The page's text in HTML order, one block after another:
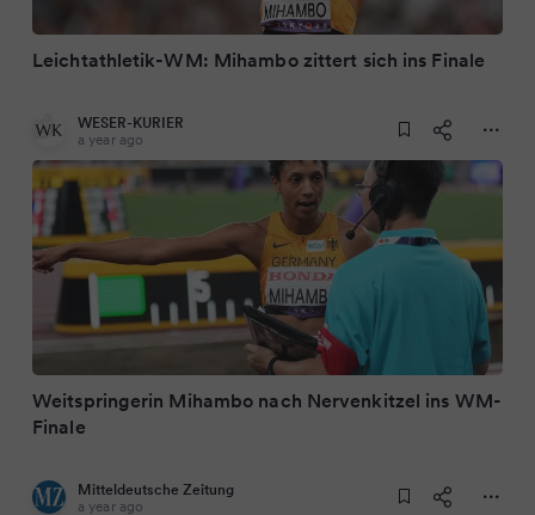
Leichtathletik-WM: Mihambo zittert sich ins Finale
WESER-KURIER
a year ago
Weitspringerin Mihambo nach Nervenkitzel ins WM-
Finale
Mitteldeutsche Zeitung
a year ago